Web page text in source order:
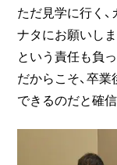
ただ見学に行く
ナタにお願いしま
という責任も負
だからこそ、卒
できるのだと確